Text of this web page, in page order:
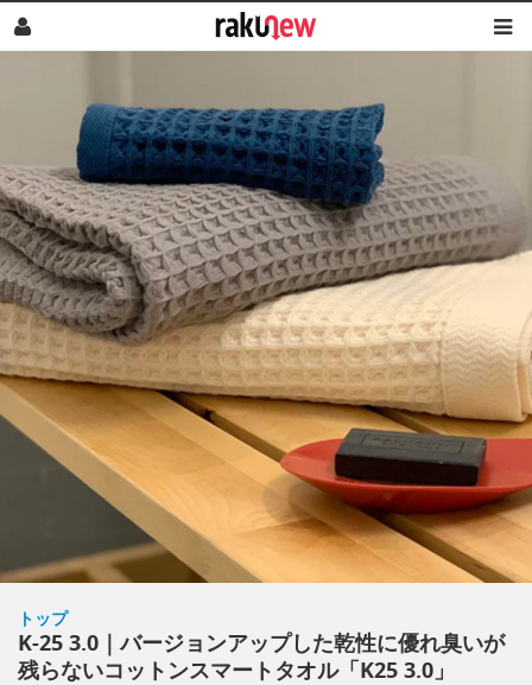
トップ
K-25 3.0｜バージョンアップした乾性に優れ臭いが
残らないコットンスマートタオル「K25 3.0」